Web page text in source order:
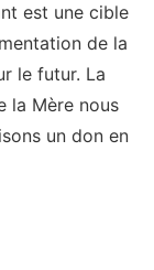
est une cible
de la
le futur. La
la Mère nous
un don en